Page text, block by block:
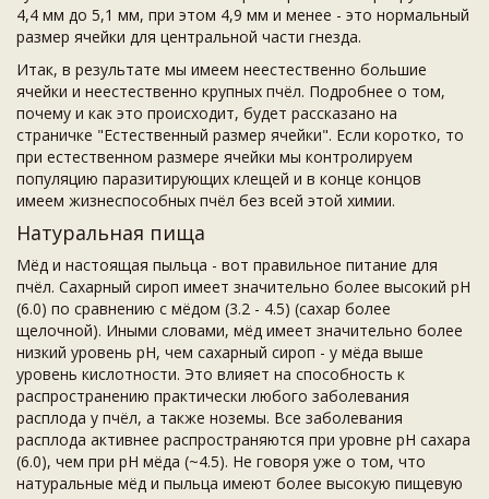
4,4 мм до 5,1 мм, при этом 4,9 мм и менее - это нормальный
размер ячейки для центральной части гнезда.
Итак, в результате мы имеем неестественно большие
ячейки и неестественно крупных пчёл. Подробнее о том,
почему и как это происходит, будет рассказано на
страничке "Естественный размер ячейки". Если коротко, то
при естественном размере ячейки мы контролируем
популяцию паразитирующих клещей и в конце концов
имеем жизнеспособных пчёл без всей этой химии.
Натуральная пища
Мёд и настоящая пыльца - вот правильное питание для
пчёл. Сахарный сироп имеет значительно более высокий pH
(6.0) по сравнению с мёдом (3.2 - 4.5) (сахар более
щелочной). Иными словами, мёд имеет значительно более
низкий уровень pH, чем сахарный сироп - у мёда выше
уровень кислотности. Это влияет на способность к
распространению практически любого заболевания
расплода у пчёл, а также ноземы. Все заболевания
расплода активнее распространяются при уровне pH сахара
(6.0), чем при pH мёда (~4.5). Не говоря уже о том, что
натуральные мёд и пыльца имеют более высокую пищевую